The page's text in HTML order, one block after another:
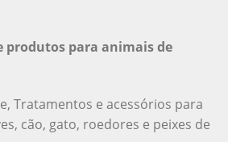
produtos para animais de
Tratamentos e acessórios para
cão, gato, roedores e peixes de